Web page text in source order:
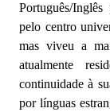
Português/
pelo centro
mas viveu a
atualmente
continuidade à
por línguas